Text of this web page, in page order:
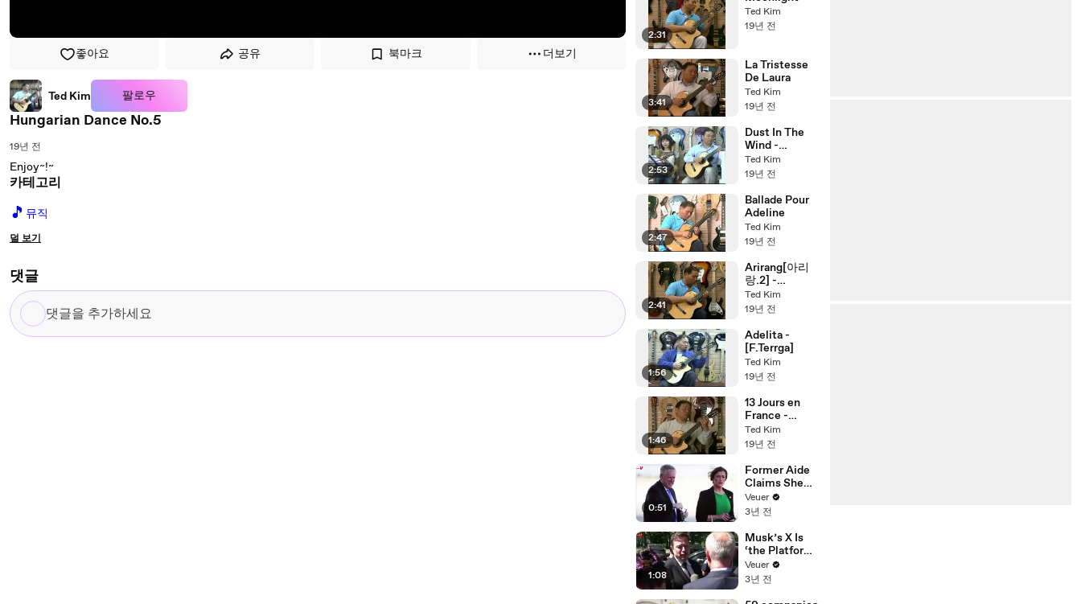
좋아요 공유 북마크 더보기
Ted Kim 팔로우
Hungarian Dance No.5
19년 전
Enjoy~!~
카테고리
🎵 뮤직
덜 보기
댓글
댓
글
2:31
Ted Kim
19년 전
3:41
La Tristesse
De Laura
Ted Kim
19년 전
2:53
Dust In The
Wind -
[Kansas]
Ted Kim
19년 전
2:47
Ballade Pour
Adeline
Ted Kim
19년 전
2:41
Arirang[아리
랑.2] -
[Korean's Folk
Song]
Ted Kim
19년 전
1:56
Adelita -
[F.Terrga]
Ted Kim
19년 전
1:46
13 Jours en
France -
[Francis Lai]
Ted Kim
19년 전
0:51
Former Aide
Claims She
Was Asked to
Make a ‘Hit
Trump
Veuer
3년 전
1:08
Musk’s X Is
‘the Platform
With the
Largest Ratio
Veuer
3년 전